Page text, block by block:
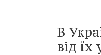
В
від їх